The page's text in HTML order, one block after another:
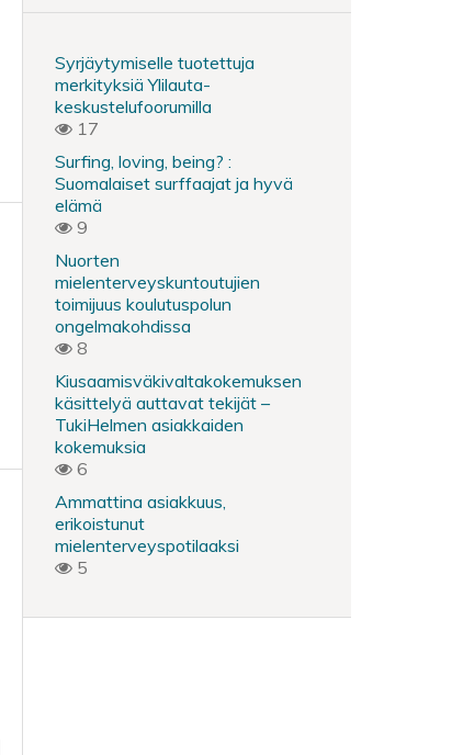
Syrjäytymiselle tuotettuja
merkityksiä Ylilauta-
keskustelufoorumilla
17
Surfing, loving, being? :
Suomalaiset surffaajat ja hyvä
elämä
9
Nuorten
mielenterveyskuntoutujien
toimijuus koulutuspolun
ongelmakohdissa
8
Kiusaamisväkivaltakokemuksen
käsittelyä auttavat tekijät –
TukiHelmen asiakkaiden
kokemuksia
6
Ammattina asiakkuus,
erikoistunut
mielenterveyspotilaaksi
5